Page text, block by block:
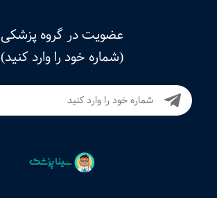
عضویت در گروه پزشکی
(شماره خود را وارد کنید)